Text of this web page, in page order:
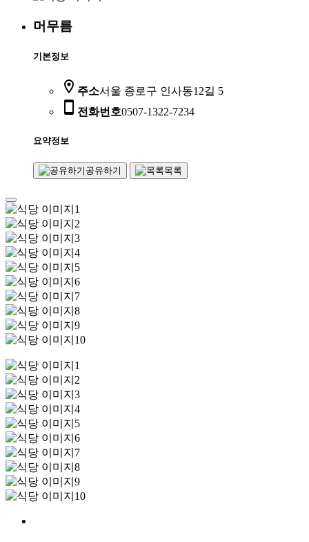
머무름
기본정보
location_on 주소서울 종로구 인사동12길 5
smartphone 전화번호0507-1322-7234
요약정보
공유하기 목록